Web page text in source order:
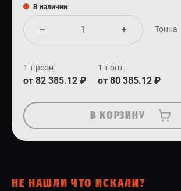
В наличии
Тонна
1 т розн.
от 82 385.12 ₽
1 т опт.
от 80 385.12 ₽
В КОРЗИНУ
НЕ НАШЛИ ЧТО ИСКАЛИ?